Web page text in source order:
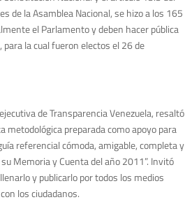
de la Asamblea Nacional, se hizo a los 165
el Parlamento y deben hacer pública
la cual fueron electos el 26 de
de Transparencia Venezuela, resaltó
metodológica preparada como apoyo para
referencial cómoda, amigable, completa y
Memoria y Cuenta del año 2011”. Invitó
y publicarlo por todos los medios
los ciudadanos.